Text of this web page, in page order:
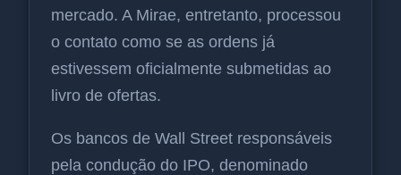
mercado. A Mirae, entretanto, processou
o contato como se as ordens já
estivessem oficialmente submetidas ao
livro de ofertas.
Os bancos de Wall Street responsáveis
pela condução do IPO, denominado